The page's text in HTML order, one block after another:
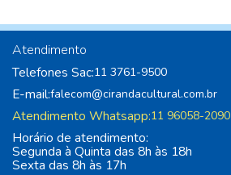
Atendimento
Telefones Sac:11 3761-9500
E-mail:falecom@cirandacultural.com.br
Atendimento Whatsapp:11 96058-2090
Horário de atendimento:
Segunda à Quinta das 8h às 18h
Sexta das 8h às 17h